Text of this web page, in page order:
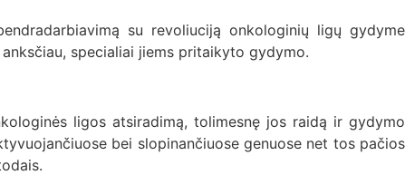
su revoliuciją onkologinių ligų gydyme
specialiai jiems pritaikyto gydymo.
ligos atsiradimą, tolimesnę jos raidą ir gydymo
bei slopinančiuose genuose net tos pačios